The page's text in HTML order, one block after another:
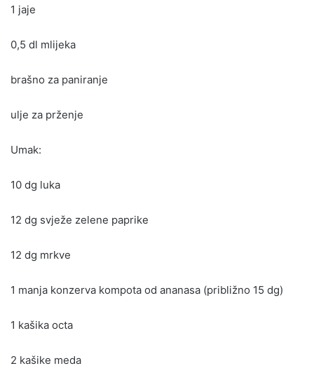
1 jaje
0,5 dl mlijeka
brašno za paniranje
ulje za prženje
Umak:
10 dg luka
12 dg svježe zelene paprike
12 dg mrkve
1 manja konzerva kompota od ananasa (približno 15 dg)
1 kašika octa
2 kašike meda